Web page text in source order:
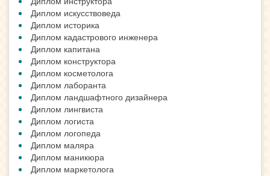
Диплом искусствоведа
Диплом историка
Диплом кадастрового инженера
Диплом капитана
Диплом конструктора
Диплом косметолога
Диплом лаборанта
Диплом ландшафтного дизайнера
Диплом лингвиста
Диплом логиста
Диплом логопеда
Диплом маляра
Диплом маникюра
Диплом маркетолога